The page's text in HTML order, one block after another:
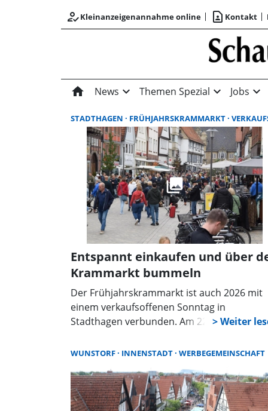
how_to_regKleinanzeigenannahme online contact_page Kontakt
home News expand_more Themen Spezial expand_more Jobs expand_more
STADTHAGEN FRÜHJAHRSKRAMMARKT VERKAUFSOFFENER
Entspannt einkaufen und über
Krammarkt bummeln
Der Frühjahrskrammarkt ist auch 2026 mit
einem verkaufsoffenen Sonntag in
Stadthagen verbunden. Am 22. März ergibt
einer Shoppingtour durch die Kreisstadt
WUNSTORF INNENSTADT WERBEGEMEINSCHAFT